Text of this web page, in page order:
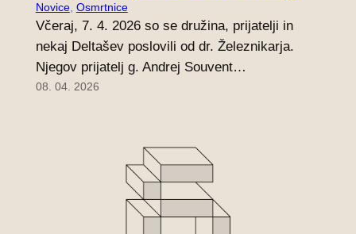
Novice, Osmrtnice
Včeraj, 7. 4. 2026 so se družina, prijatelji in
nekaj Deltašev poslovili od dr. Železnikarja.
Njegov prijatelj g. Andrej Souvent…
08. 04. 2026